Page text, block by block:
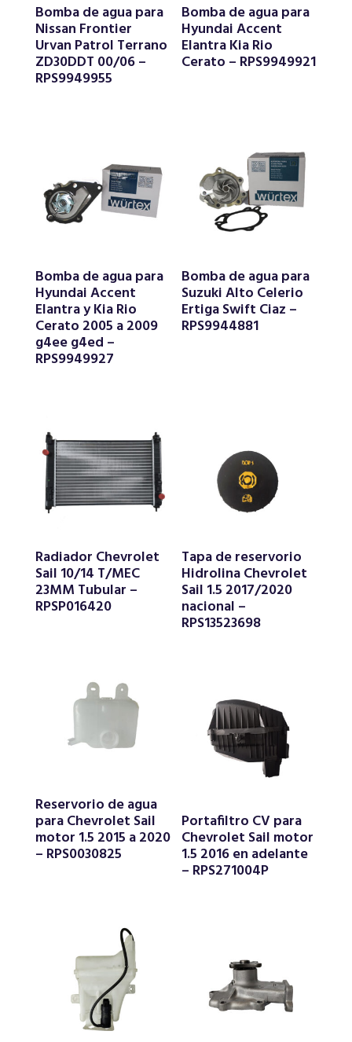
Bomba de agua para
Nissan Frontier
Urvan Patrol Terrano
ZD30DDT 00/06 –
RPS9949955
Bomba de agua para
Hyundai Accent
Elantra Kia Rio
Cerato – RPS9949921
Bomba de agua para
Hyundai Accent
Elantra y Kia Rio
Cerato 2005 a 2009
g4ee g4ed –
RPS9949927
Bomba de agua para
Suzuki Alto Celerio
Ertiga Swift Ciaz –
RPS9944881
Radiador Chevrolet
Sail 10/14 T/MEC
23MM Tubular –
RPSP016420
Tapa de reservorio
Hidrolina Chevrolet
Sail 1.5 2017/2020
nacional –
RPS13523698
Reservorio de agua
para Chevrolet Sail
motor 1.5 2015 a 2020
– RPS0030825
Portafiltro CV para
Chevrolet Sail motor
1.5 2016 en adelante
– RPS271004P